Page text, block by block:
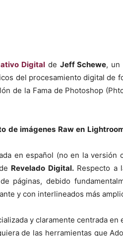
Digitalde Jeff Schewe, un
del procesamiento digital de
de la Fama de Photoshop
de imágenes Raw en
en español (no en la versión
Revelado Digital.Respecto a
páginas, debido
y con interlineados más
y claramente centrada en
de las herramientas que